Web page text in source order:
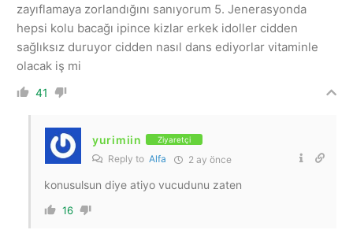
zayıflamaya zorlandığını sanıyorum 5. Jenerasyonda
hepsi kolu bacağı ipince kizlar erkek idoller cidden
sağlıksız duruyor cidden nasıl dans ediyorlar vitaminle
olacak iş mi
41
yurimiin Ziyaretçi
Reply to Alfa 2 ay önce
konusulsun diye atiyo vucudunu zaten
16